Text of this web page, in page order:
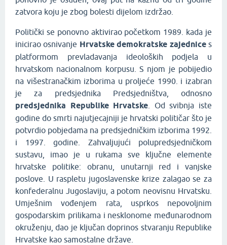
zatvora koju je zbog bolesti dijelom izdržao.
Politički se ponovno aktivirao početkom 1989. kada je
inicirao osnivanje Hrvatske demokratske zajednices
platformom prevladavanja ideoloških podjela u
hrvatskom nacionalnom korpusu. S njom je pobijedio
na višestranačkim izborima u proljeće 1990. i izabran
je za predsjednika Predsjedništva, odnosno
predsjednika Republike Hrvatske . Od svibnja iste
godine do smrti najutjecajniji je hrvatski političar što je
potvrdio pobjedama na predsjedničkim izborima 1992.
i 1997. godine. Zahvaljujući polupredsjedničkom
sustavu, imao je u rukama sve ključne elemente
hrvatske politike: obranu, unutarnji red i vanjske
poslove. U raspletu jugoslavenske krize zalagao se za
konfederalnu Jugoslaviju, a potom neovisnu Hrvatsku.
Umješnim vođenjem rata, usprkos nepovoljnim
gospodarskim prilikama i nesklonome međunarodnom
okruženju, dao je ključan doprinos stvaranju Republike
Hrvatske kao samostalne države.